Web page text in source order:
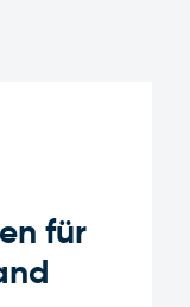
für